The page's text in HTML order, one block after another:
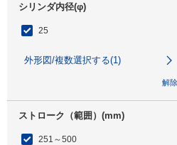
シリンダ内径(φ)
25
外形図/複数選択する(1)
解除
ストローク（範囲）(mm)
251～500